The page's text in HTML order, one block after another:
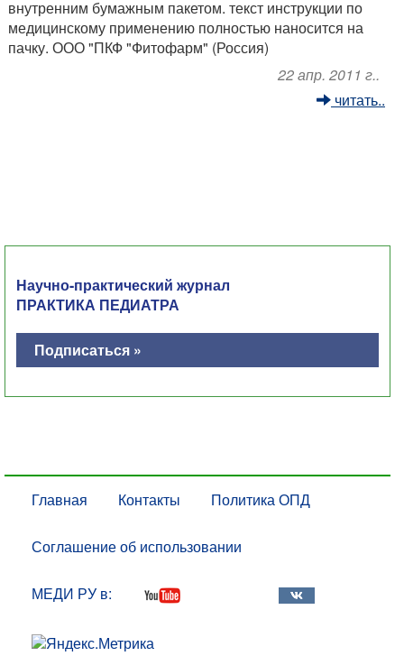
внутренним бумажным пакетом. текст инструкции по
медицинскому применению полностью наносится на
пачку. ООО "ПКФ "Фитофарм" (Россия)
22 апр. 2011 г..
читать..
Научно-практический журнал
ПРАКТИКА ПЕДИАТРА
Подписаться »
Главная Контакты Политика ОПД
Соглашение об использовании
МЕДИ РУ в: